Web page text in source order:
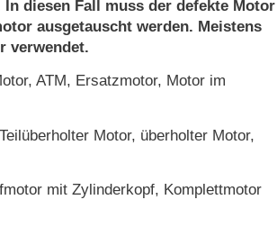
diesen Fall muss der defekte Motor
ausgetauscht werden. Meistens
verwendet.
ATM, Ersatzmotor, Motor im
Motor, überholter Motor,
mit Zylinderkopf, Komplettmotor